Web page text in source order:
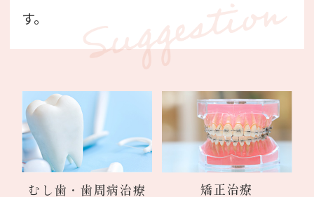
す。
むし歯・歯周病治療 矯正治療